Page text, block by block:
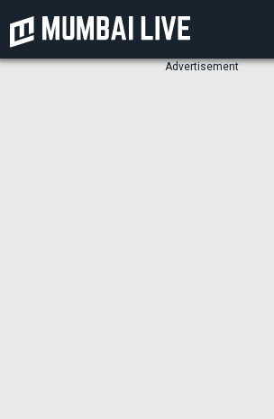
Advertisement